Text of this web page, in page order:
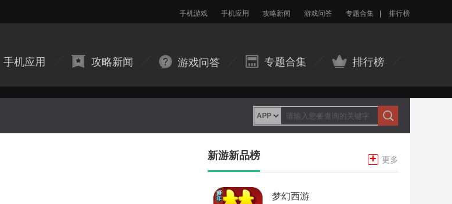
手机游戏 手机应用 攻略新闻 游戏问答 专题合集 排行榜
手机应用 攻略新闻 游戏问答 专题合集 排行榜
新游新品榜 + 更多
梦幻西游